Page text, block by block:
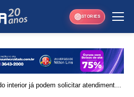
STORIES
interior já podem solicitar atendimento